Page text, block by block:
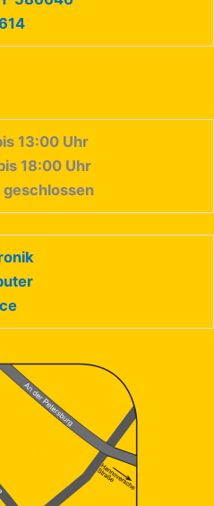
13:00 Uhr
18:00 Uhr
geschlossen